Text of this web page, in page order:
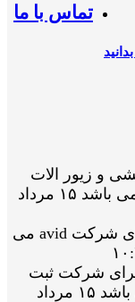
تماس با ما
و زیور الات
برای شرکت مای پینک اتمام شده می باشد ۱۵ مرداد
در زمینه روانشناسی و پزشکی برای شرکت avid می
برای شرکت ثبت
شرکت در دبی در حال نگارش می باشد ۱۵ مرداد